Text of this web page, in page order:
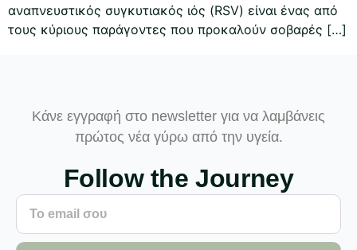
αναπνευστικός συγκυτιακός ιός (RSV) είναι ένας από
τους κύριους παράγοντες που προκαλούν σοβαρές […]
Κάνε εγγραφή στο newsletter για να λαμβάνεις
πρώτος νέα γύρω από την υγεία.
Follow the Journey